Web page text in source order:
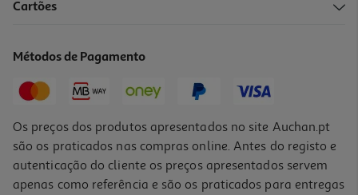
Cartões
Métodos de Pagamento
Os preços dos produtos apresentados no site Auchan.pt
são os praticados nas compras online. Antes do registo e
autenticação do cliente os preços apresentados servem
apenas como referência e são os praticados para entregas